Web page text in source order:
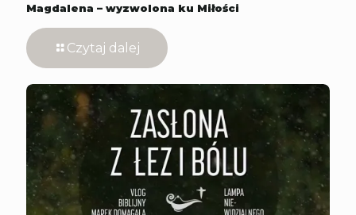
Magdalena – wyzwolona ku Miłości
Czytaj dalej